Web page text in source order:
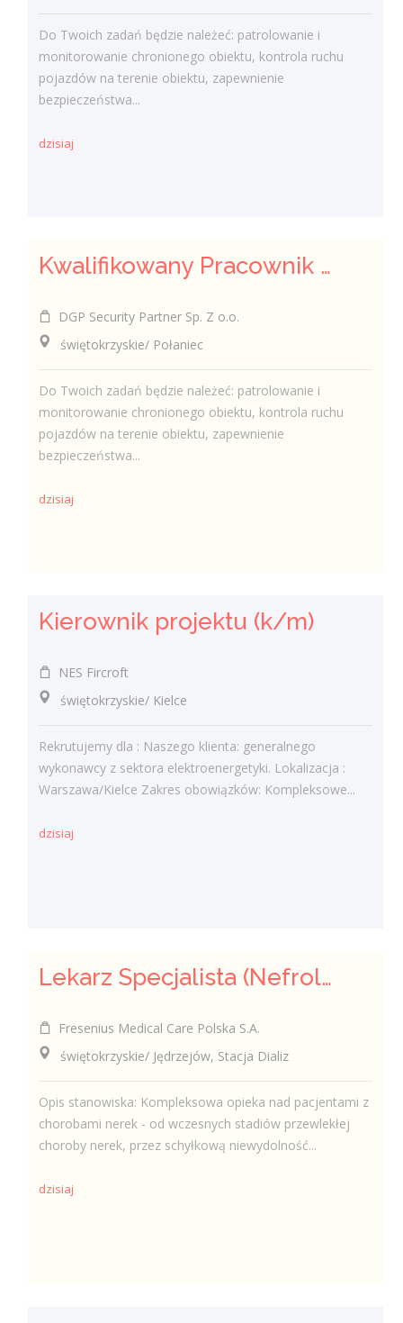
Do Twoich zadań będzie należeć: patrolowanie i
monitorowanie chronionego obiektu, kontrola ruchu
pojazdów na terenie obiektu, zapewnienie
bezpieczeństwa...
dzisiaj
Kwalifikowany Pracownik / Kwalifikowana Pracowniczka Ochrony
DGP Security Partner Sp. Z o.o.
świętokrzyskie/ Połaniec
Do Twoich zadań będzie należeć: patrolowanie i
monitorowanie chronionego obiektu, kontrola ruchu
pojazdów na terenie obiektu, zapewnienie
bezpieczeństwa...
dzisiaj
Kierownik projektu (k/m)
NES Fircroft
świętokrzyskie/ Kielce
Rekrutujemy dla : Naszego klienta: generalnego
wykonawcy z sektora elektroenergetyki. Lokalizacja :
Warszawa/Kielce Zakres obowiązków: Kompleksowe...
dzisiaj
Lekarz Specjalista (Nefrolog / Internista) (K/M/N)
Fresenius Medical Care Polska S.A.
świętokrzyskie/ Jędrzejów, Stacja Dializ
Opis stanowiska: Kompleksowa opieka nad pacjentami z
chorobami nerek - od wczesnych stadiów przewlekłej
choroby nerek, przez schyłkową niewydolność...
dzisiaj